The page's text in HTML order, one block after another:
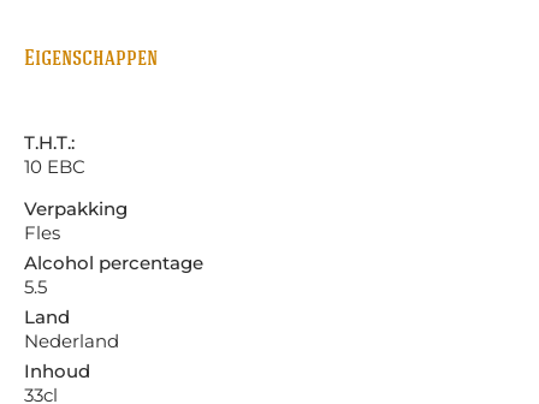
Eigenschappen
T.H.T.:
10 EBC
Verpakking
Fles
Alcohol percentage
5.5
Land
Nederland
Inhoud
33cl